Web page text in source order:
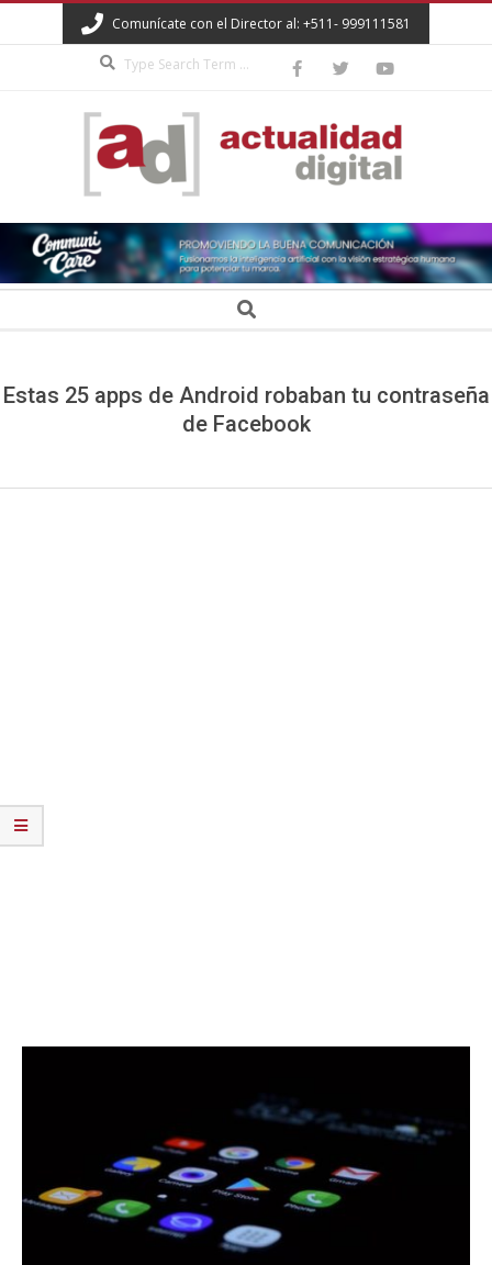
to
Comunícate con el Director al: +511- 999111581
ACTUALIDAD
DIGITAL Search
Estas 25 apps de Android robaban tu contraseña
de Facebook